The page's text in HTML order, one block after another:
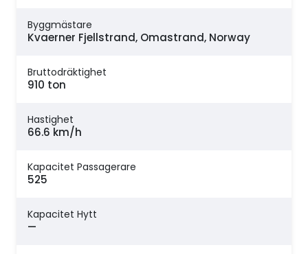
Byggmästare
Kvaerner Fjellstrand, Omastrand, Norway
Bruttodräktighet
910 ton
Hastighet
66.6 km/h
Kapacitet Passagerare
525
Kapacitet Hytt
—